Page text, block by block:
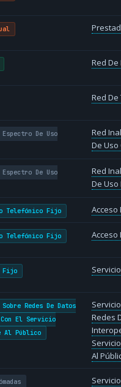
Red De
Red
De Uso
Red
De Uso
De Uso
Red
De
Telefónico Fijo Acceso
Telefónico Fijo Acceso
Fijo
Redes De Datos
El Servicio
Al Público
Redes
Al